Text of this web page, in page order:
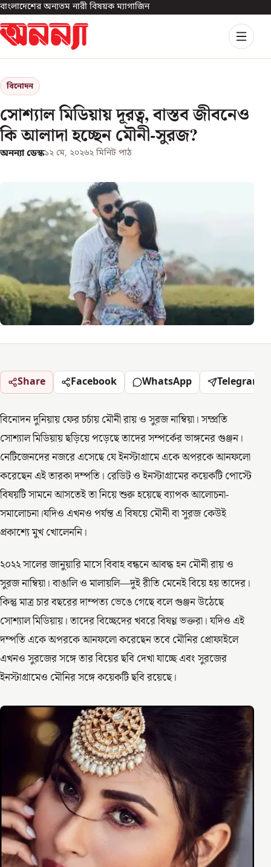
বাংলাদেশের অন্যতম নারী বিষয়ক ম্যাগাজিন
বিনোদন
সোশ্যাল মিডিয়ায় দূরত্ব, বাস্তব জীবনেও
কি আলাদা হচ্ছেন মৌনী-সুরজ?
অনন্যা ডেস্ক১২ মে, ২০২৬২ মিনিট পাঠ
Share Facebook WhatsApp Telegram
বিনোদন দুনিয়ায় ফের চর্চায় মৌনী রায় ও সুরজ নাম্বিয়া। সম্প্রতি
সোশ্যাল মিডিয়ায় ছড়িয়ে পড়েছে তাদের সম্পর্কের ভাঙ্গনের গুঞ্জন।
নেটিজেনদের নজরে এসেছে যে ইনস্টাগ্রামে একে অপরকে আনফলো
করেছেন এই তারকা দম্পতি। রেডিট ও ইনস্টাগ্রামের কয়েকটি পোস্টে
বিষয়টি সামনে আসতেই তা নিয়ে শুরু হয়েছে ব্যাপক আলোচনা-
সমালোচনা।যদিও এখনও পর্যন্ত এ বিষয়ে মৌনী বা সুরজ কেউই
প্রকাশ্যে মুখ খোলেননি।
২০২২ সালের জানুয়ারি মাসে বিবাহ বন্ধনে আবদ্ধ হন মৌনী রায় ও
সুরজ নাম্বিয়া। বাঙালি ও মালায়লি—দুই রীতি মেনেই বিয়ে হয় তাদের।
কিন্তু মাত্র চার বছরের দাম্পত্য ভেঙে গেছে বলে গুঞ্জন উঠেছে
সোশ্যাল মিডিয়ায়। তাদের বিচ্ছেদের খবরে বিষণ্ণ ভক্তরা। যদিও এই
দম্পতি একে অপরকে আনফলো করেছেন তবে মৌনির প্রোফাইলে
এখনও সুরজের সঙ্গে তার বিয়ের ছবি দেখা যাচ্ছে এবং সুরজের
ইনস্টাগ্রামেও মৌনির সঙ্গে কয়েকটি ছবি রয়েছে।